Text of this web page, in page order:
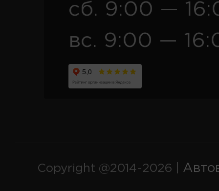
сб. 9:00 —
вс. 9:00 —
Copyright @2014-2026 |